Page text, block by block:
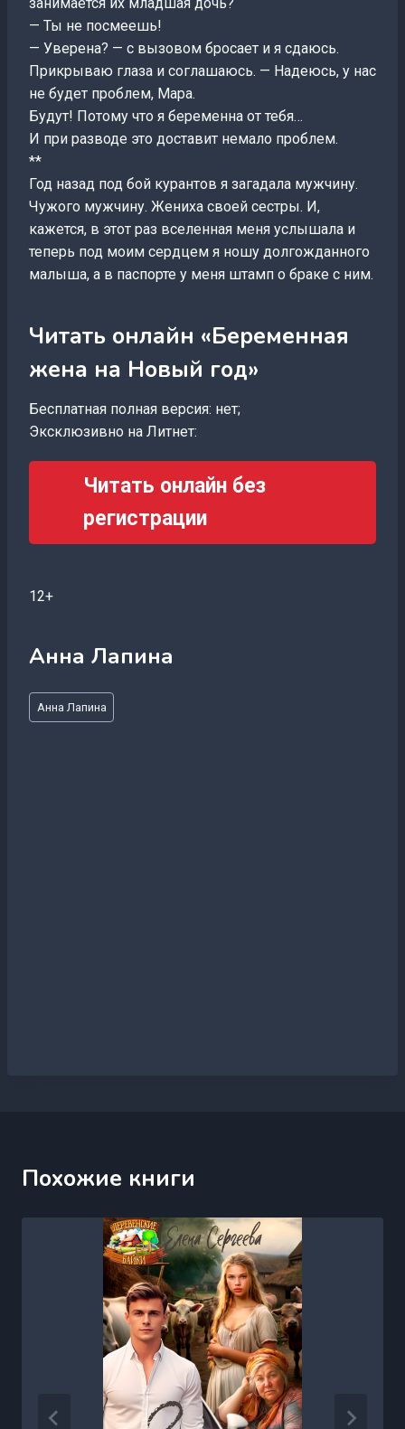
— Ты не посмеешь!
— Уверена? — с вызовом бросает и я сдаюсь.
Прикрываю глаза и соглашаюсь. — Надеюсь, у нас
не будет проблем, Мара.
Будут! Потому что я беременна от тебя…
И при разводе это доставит немало проблем.
**
Год назад под бой курантов я загадала мужчину.
Чужого мужчину. Жениха своей сестры. И,
кажется, в этот раз вселенная меня услышала и
теперь под моим сердцем я ношу долгожданного
малыша, а в паспорте у меня штамп о браке с ним.
Читать онлайн «Беременная
жена на Новый год»
Бесплатная полная версия: нет;
Эксклюзивно на Литнет:
Читать онлайн без
регистрации
12+
Анна Лапина
Метки
записи:
Анна Лапина
Похожие книги